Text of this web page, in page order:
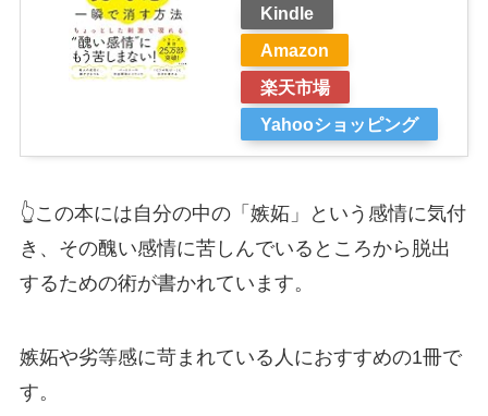
Kindle
Amazon
楽天市場
Yahooショッピング
👆この本には自分の中の「嫉妬」という感情に気付
き、その醜い感情に苦しんでいるところから脱出
するための術が書かれています。
嫉妬や劣等感に苛まれている人におすすめの1冊で
す。